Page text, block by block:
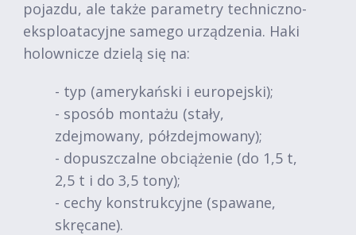
pojazdu, ale także parametry techniczno-
eksploatacyjne samego urządzenia. Haki
holownicze dzielą się na:
- typ (amerykański i europejski);
- sposób montażu (stały,
zdejmowany, półzdejmowany);
- dopuszczalne obciążenie (do 1,5 t,
2,5 t i do 3,5 tony);
- cechy konstrukcyjne (spawane,
skręcane).